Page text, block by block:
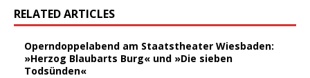
RELATED ARTICLES
Operndoppelabend am Staatstheater Wiesbaden:
»Herzog Blaubarts Burg« und »Die sieben
Todsünden«